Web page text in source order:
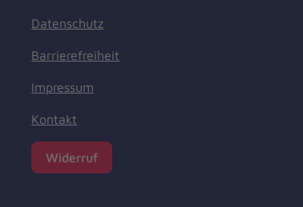
Datenschutz
Barrierefreiheit
Impressum
Kontakt
Widerruf